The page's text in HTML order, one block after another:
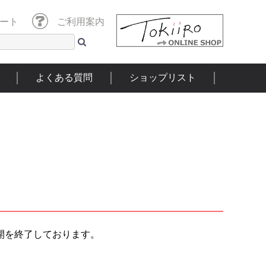
ト ご利用案内
よくある質問 ショップリスト
終了しております。